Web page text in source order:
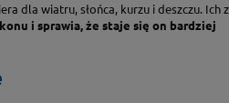
dla wiatru, słońca, kurzu i deszczu. Ich
i sprawia, że staje się on bardziej